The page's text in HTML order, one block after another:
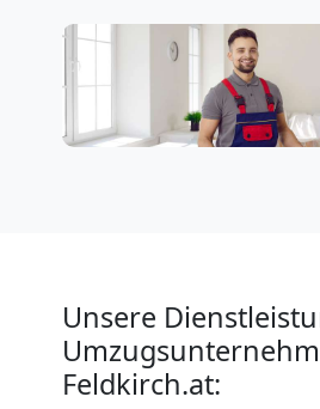
Unsere
Feldkirch.at: